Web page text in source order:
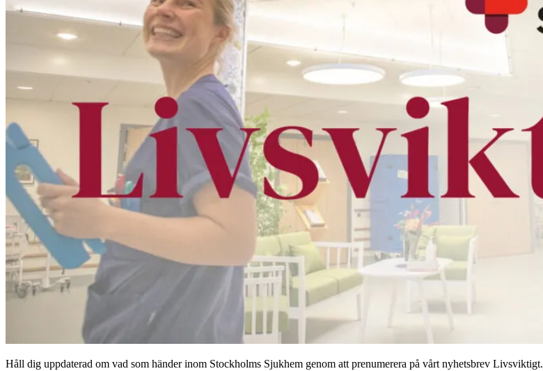
Håll dig uppdaterad om vad som händer inom Stockholms Sjukhem genom att prenumerera på vårt nyhetsbrev Livsviktigt.